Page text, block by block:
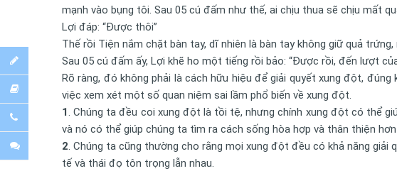
mạnh vào bụng tôi. Sau 05 cú đấm như thế, ai chịu thua sẽ chịu mất
Lợi đáp: “Được thôi”
Thế rồi Tiện nắm chặt bàn tay, dĩ nhiên là bàn tay không giữ quả
Sau 05 cú đấm ấy, Lợi khẽ ho một tiếng rồi bảo: “Được rồi, đến lượt
Rõ ràng, đó không phải là cách hữu hiệu để giải quyết xung đột,
việc xem xét một số quan niệm sai lầm phổ biến về xung đột.
1. Chúng ta đều coi xung đột là tồi tệ, nhưng chính xung đột có thể
và nó có thể giúp chúng ta tìm ra cách sống hòa hợp và thân thiện
2. Chúng ta cũng thường cho rằng mọi xung đột đều có khả năng
tế và thái đọ tôn trọng lẫn nhau.